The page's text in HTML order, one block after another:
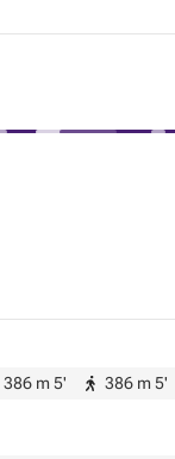
386 m 5' 386 m 5'